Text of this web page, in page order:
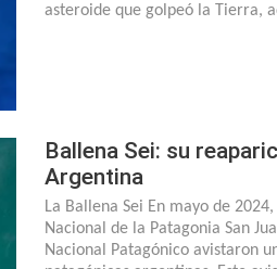
asteroide que golpeó la Tierra,
Ballena Sei: su
Argentina
La Ballena Sei En mayo de
Nacional de la Patagonia San
Nacional Patagónico avistaron